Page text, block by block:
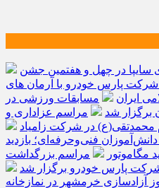
سایپا در چهل و هفتمین جشن
شرکت پارس خودرو با آرمان های
ایران
مسابقات ورزشی در
برگزار شد
مراسم عزاداری و
در شرکت زامیاد
فنی‌وحرفه‌ای؛ بازدید
مگاموتور
مراسم بزرگداشت
پارس خودرو برگزار شد
آزادسازی خرمشهر در نمازخانه